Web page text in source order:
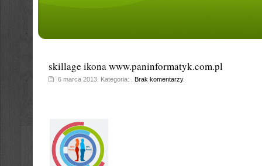
skillage ikona www.paninformatyk.com.pl
6 marca 2013. Kategoria: . Brak komentarzy.